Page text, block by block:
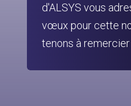
d'ALSYS vous
vœux pour cette
tenons à remercier